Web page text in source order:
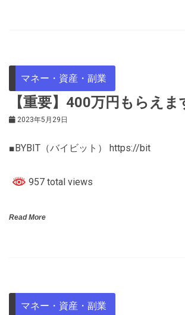
マネー・資産・副業
【重要】400万円もらえま
2023年5月29日
■BYBIT（バイビット） https://bit
957 total views
Read More
マネー・資産・副業